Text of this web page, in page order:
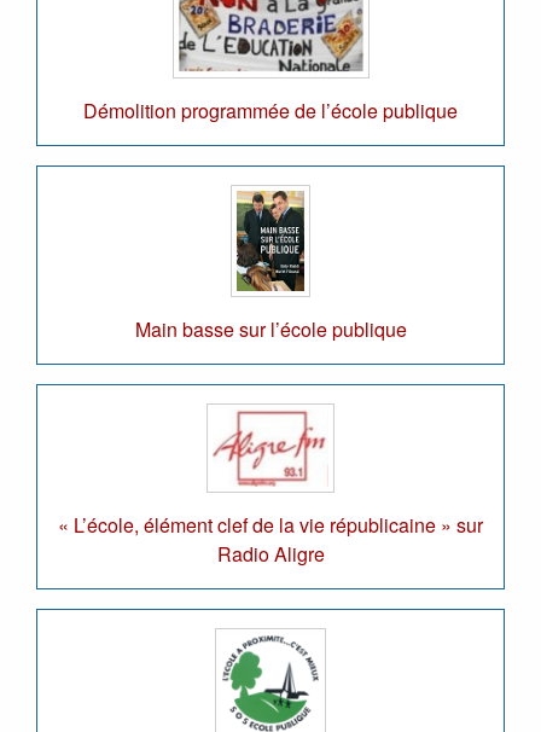
Démolition programmée de l’école publique
Main basse sur l’école publique
« L’école, élément clef de la vie républicaine » sur
Radio Aligre